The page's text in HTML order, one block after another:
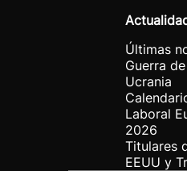
Últimas
Guerra de
Ucrania
Laboral
2026
Titulares
EEUU y